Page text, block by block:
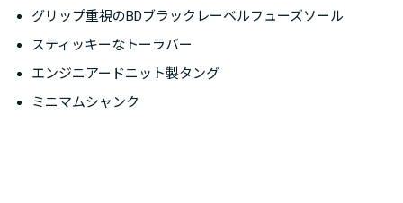
グリップ重視のBDブラックレーベルフューズソール
スティッキーなトーラバー
エンジニアードニット製タング
ミニマムシャンク